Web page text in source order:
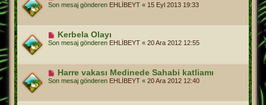
Son mesaj gönderen EHLİBEYT « 15 Eyl 2013 19:33
Kerbela Olayı
Son mesaj gönderen EHLİBEYT « 20 Ara 2012 12:55
Harre vakası Medinede Sahabi katliamı
Son mesaj gönderen EHLİBEYT « 20 Ara 2012 12:40